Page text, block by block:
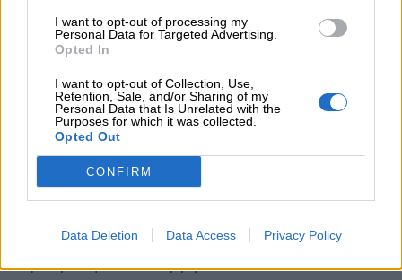
I want to opt-out of processing my
Personal Data for Targeted Advertising.
Opted In
I want to opt-out of Collection, Use,
Retention, Sale, and/or Sharing of my
Personal Data that Is Unrelated with the
Purposes for which it was collected.
Opted Out
CONFIRM
Data Deletion Data Access Privacy Policy
06.08.2026
Η γαλλική «ψήφος» στο «καλώδιο» και τα συμφέροντα, οι
ελληνικές τράπεζες «πρωταθλήτριες» στα δάνεια, νέο deal
Βαρδινογιάννη- Εξάρχου και ο διπλασιασμός των κερδών της
05.08.2026
Randy Schekman, Νομπελίστας Ιατρικής: «Σε πέντε χρόνια
μπορεί να έχουμε θεραπεία που αναστέλλει την εξέλιξη του
Πάρκινσον»
05.08.2026
Ε.Ε και παράνομη μετανάστευση: προτάσεις και δράσεις με
παρονομαστή το κοινό συμφέρον